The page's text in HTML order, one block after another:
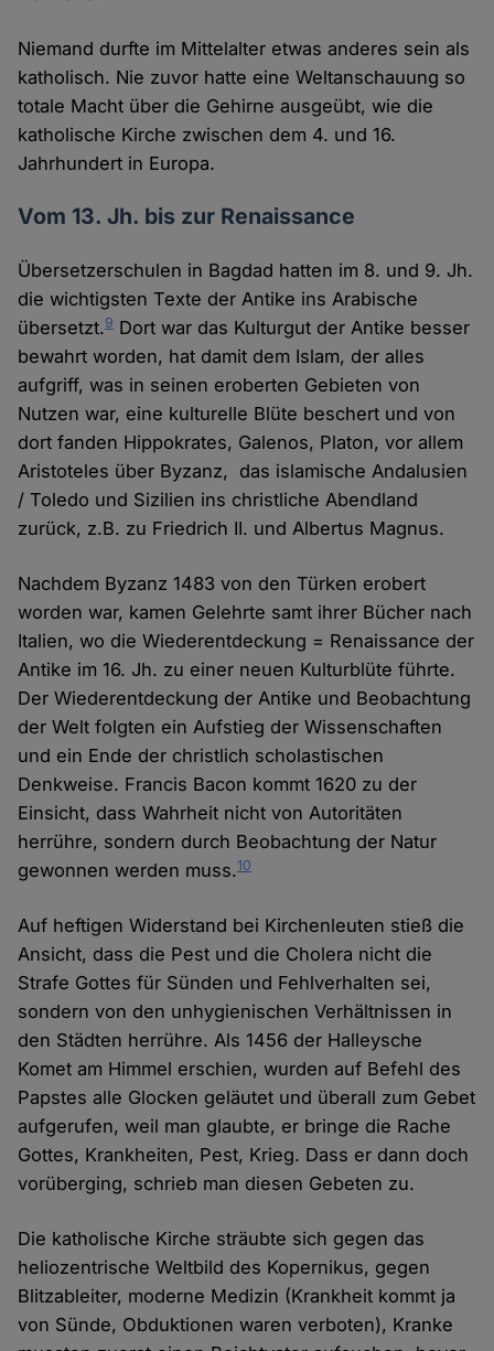
Niemand durfte im Mittelalter etwas anderes sein als
katholisch. Nie zuvor hatte eine Weltanschauung so
totale Macht über die Gehirne ausgeübt, wie die
katholische Kirche zwischen dem 4. und 16.
Jahrhundert in Europa.
Vom 13. Jh. bis zur Renaissance
Übersetzerschulen in Bagdad hatten im 8. und 9. Jh.
die wichtigsten Texte der Antike ins Arabische
übersetzt.9 Dort war das Kulturgut der Antike besser
bewahrt worden, hat damit dem Islam, der alles
aufgriff, was in seinen eroberten Gebieten von
Nutzen war, eine kulturelle Blüte beschert und von
dort fanden Hippokrates, Galenos, Platon, vor allem
Aristoteles über Byzanz, das islamische Andalusien
/ Toledo und Sizilien ins christliche Abendland
zurück, z.B. zu Friedrich II. und Albertus Magnus.
Nachdem Byzanz 1483 von den Türken erobert
worden war, kamen Gelehrte samt ihrer Bücher nach
Italien, wo die Wiederentdeckung = Renaissance der
Antike im 16. Jh. zu einer neuen Kulturblüte führte.
Der Wiederentdeckung der Antike und Beobachtung
der Welt folgten ein Aufstieg der Wissenschaften
und ein Ende der christlich scholastischen
Denkweise. Francis Bacon kommt 1620 zu der
Einsicht, dass Wahrheit nicht von Autoritäten
herrühre, sondern durch Beobachtung der Natur
gewonnen werden muss.10
Auf heftigen Widerstand bei Kirchenleuten stieß die
Ansicht, dass die Pest und die Cholera nicht die
Strafe Gottes für Sünden und Fehlverhalten sei,
sondern von den unhygienischen Verhältnissen in
den Städten herrühre. Als 1456 der Halleysche
Komet am Himmel erschien, wurden auf Befehl des
Papstes alle Glocken geläutet und überall zum Gebet
aufgerufen, weil man glaubte, er bringe die Rache
Gottes, Krankheiten, Pest, Krieg. Dass er dann doch
vorüberging, schrieb man diesen Gebeten zu.
Die katholische Kirche sträubte sich gegen das
heliozentrische Weltbild des Kopernikus, gegen
Blitzableiter, moderne Medizin (Krankheit kommt ja
von Sünde, Obduktionen waren verboten), Kranke